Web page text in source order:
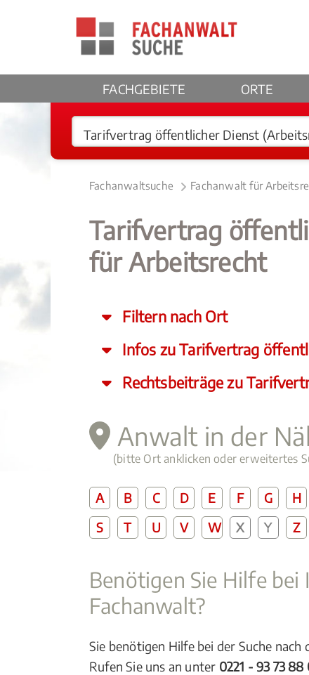
FACHGEBIETE ORTE
Fachanwaltsuche Fachanwalt für
Tarifvertrag
für Arbeitsrecht
Filtern nach Ort
Infos zu Tarifvertrag
Rechtsbeiträge zu
Anwalt in der
(bitte Ort anklicken oder erweitertes
A B C D E F G H
S
T U V W X Y Z
Benötigen Sie Hilfe bei
Fachanwalt?
Sie benötigen Hilfe bei der Suche
Rufen Sie uns an unter 0221 - 93 73 88